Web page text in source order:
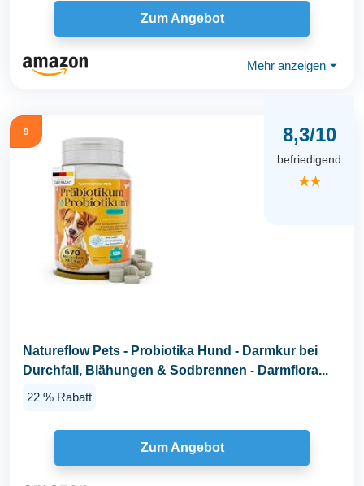
Zum Angebot
Mehr anzeigen ⏷
9 8,3/10
befriedigend
★★
Natureflow Pets - Probiotika Hund - Darmkur bei
Durchfall, Blähungen & Sodbrennen - Darmflora...
22 % Rabatt
Zum Angebot